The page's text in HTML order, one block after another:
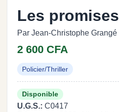
Les promises
Par Jean-Christophe Grangé
2 600 CFA
Policier/Thriller
Disponible
U.G.S.: C0417